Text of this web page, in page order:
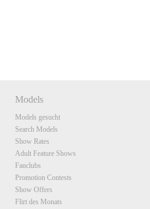
Models
Models gesucht
Search Models
Show Rates
Adult Feature Shows
Fanclubs
Promotion Contests
Show Offers
Flirt des Monats
F
R
E
E
C
R
E
DI
T
S